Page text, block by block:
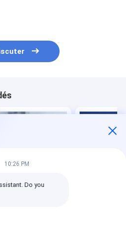
Un agent de
10:26 PM
Do you